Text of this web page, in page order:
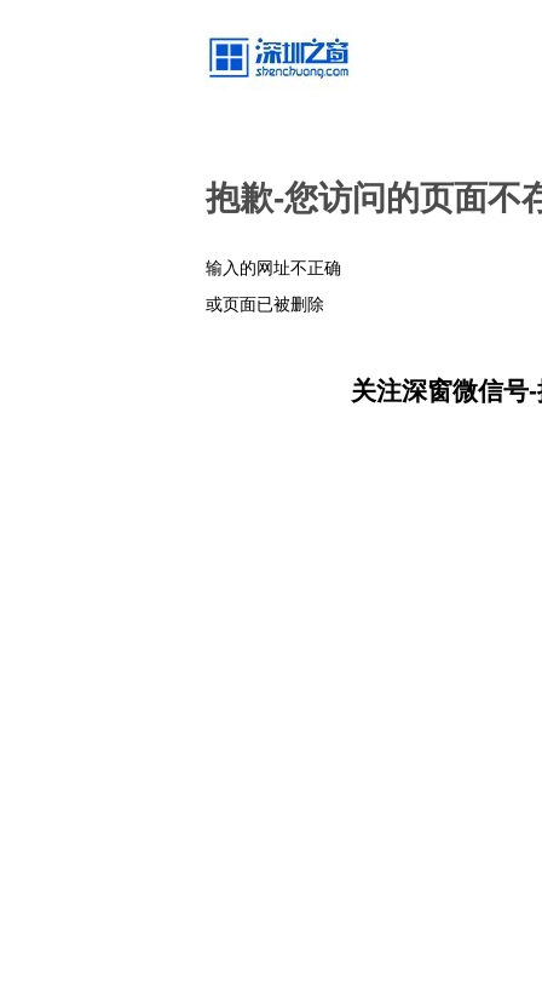
抱歉-您访问的页面不
输入的网址不正确
或页面已被删除
关注深窗微信号